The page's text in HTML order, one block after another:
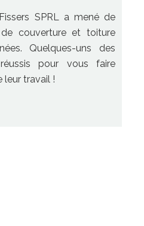
SPRL a mené de
couverture et toiture
Quelques-uns des
pour vous faire
leur travail !